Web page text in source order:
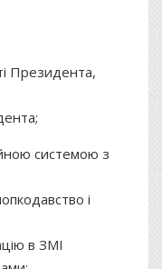
Президента,
системою з
і
в ЗМІ